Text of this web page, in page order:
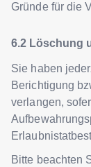
Gründe für die
Löschung
Sie haben
Berichtigung
verlangen,
Bitte beachten